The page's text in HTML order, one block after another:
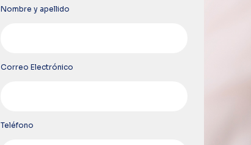
Nombre y apellido
Correo Electrónico
Teléfono